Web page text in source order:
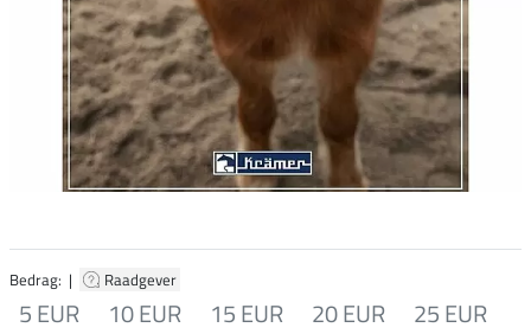
Bedrag: | Raadgever
5 EUR 10 EUR 15 EUR 20 EUR
25 EUR